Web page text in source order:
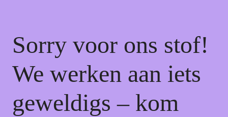
Sorry voor ons stof!
We werken aan iets
geweldigs – kom